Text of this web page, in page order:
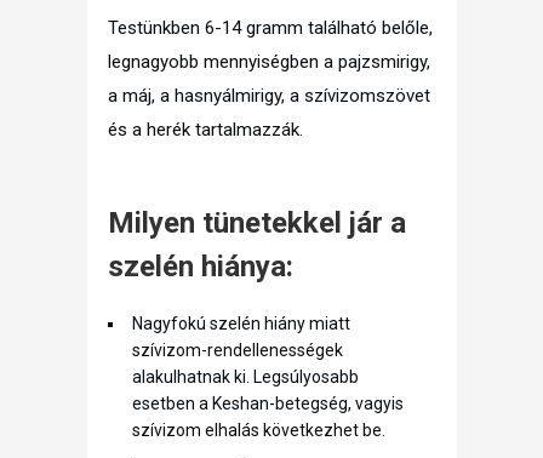
Testünkben 6-14 gramm található belőle,
legnagyobb mennyiségben a pajzsmirigy,
a máj, a hasnyálmirigy, a szívizomszövet
és a herék tartalmazzák.
Milyen tünetekkel jár a
szelén hiánya:
Nagyfokú szelén hiány miatt
szívizom-rendellenességek
alakulhatnak ki. Legsúlyosabb
esetben a Keshan-betegség, vagyis
szívizom elhalás következhet be.